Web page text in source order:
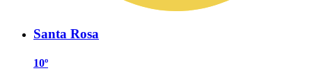
Santa Rosa
10º